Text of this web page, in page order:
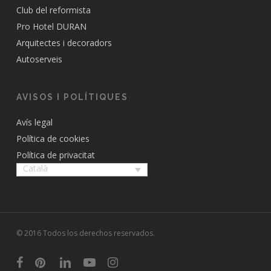
Club del reformista
Pro Hotel DURAN
Arquitectes i decoradors
Autoserveis
AVISOS I POLÍTIQUES
Avís legal
Política de cookies
Política de privacitat
Català
© 2016 Todos los derechos reservados.
facebookpinterestlinkedinyoutubeinstagram